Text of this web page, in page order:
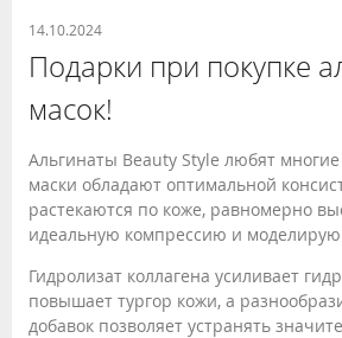
14.10.2024
Подарки при покупке
масок!
Альгинаты Beauty Style любят многие
маски обладают оптимальной
растекаются по коже, равномерно
идеальную компрессию и
Гидролизат коллагена усиливает
повышает тургор кожи, а
добавок позволяет устранять